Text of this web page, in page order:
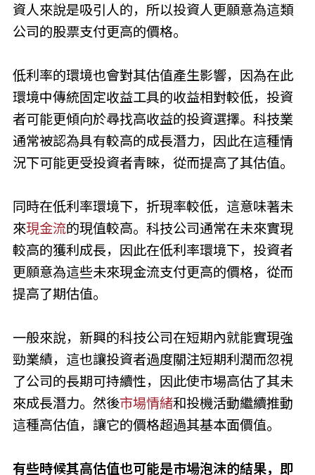
資人來說是吸引人的，所以投資人更願意為這類
公司的股票支付更高的價格。
低利率的環境也會對其估值產生影響，因為在此
環境中傳統固定收益工具的收益相對較低，投資
者可能更傾向於尋找高收益的投資選擇。科技業
通常被認為具有較高的成長潛力，因此在這種情
況下可能更受投資者青睞，從而提高了其估值。
同時在低利率環境下，折現率較低，這意味著未
來現金流的現值較高。科技公司通常在未來實現
較高的獲利成長，因此在低利率環境下，投資者
更願意為這些未來現金流支付更高的價格，從而
提高了期估值。
一般來說，新興的科技公司在短期內就能實現強
勁業績，這也讓投資者過度關注短期利潤而忽視
了公司的長期可持續性，因此使市場高估了其未
來成長潛力。然後市場情緒和投機活動繼續推動
這種高估值，讓它的價格超過其基本面價值。
有些時候其高估值也可能是市場泡沫的結果，即